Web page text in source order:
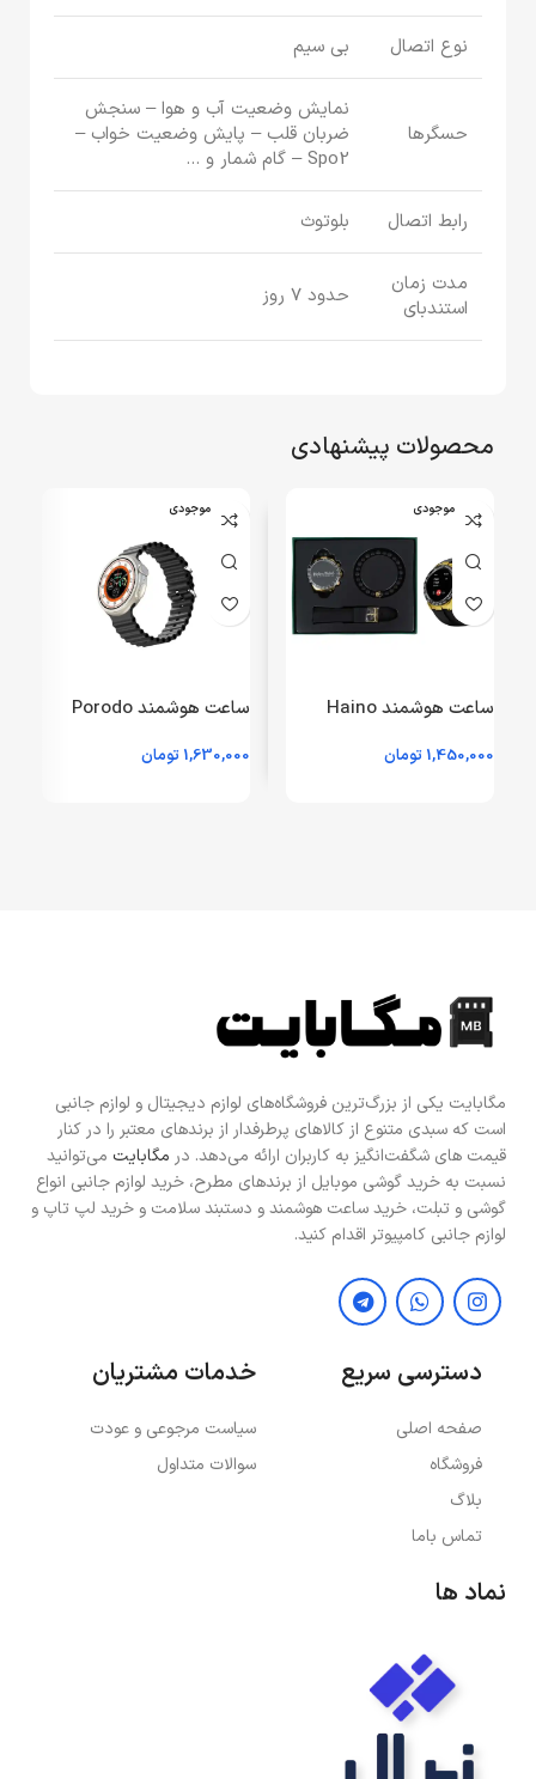
نوع اتصال بی سیم
حسگرها
نمایش وضعیت آب و هوا – سنجش
ضربان قلب – پایش وضعیت خواب –
Spo2 – گام شمار و …
رابط اتصال بلوتوث
مدت زمان
استندبای
حدود 7 روز
محصولات پیشنهادی
اتمام موجودی
ساعت هوشمند Haino
یکماهه مگابایت)
1,450,000 تومان
اتمام موجودی
ساعت هوشمند Porodo
SWURTI-BK – مشکی –
1,630,000 تومان
مگابایت یکی از بزرگ‌ترین فروشگاه‌های لوازم دیجیتال و لوازم جانبی
است که سبدی متنوع از کالاهای پرطرفدار از برندهای معتبر را در کنار
قیمت های شگفت‌انگیز به کاربران ارائه می‌دهد. در مگابایت می‌توانید
نسبت به خرید گوشی موبایل از برندهای مطرح، خرید لوازم جانبی انواع
گوشی و تبلت، خرید ساعت هوشمند و دستبند سلامت و خرید لپ تاپ و
لوازم جانبی کامپیوتر اقدام کنید.
دسترسی سریع
صفحه اصلی
فروشگاه
بلاگ
تماس باما
خدمات مشتریان
سیاست مرجوعی و عودت
سوالات متداول
نماد ها